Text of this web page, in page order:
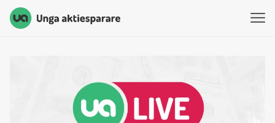
Unga Aktiesparare